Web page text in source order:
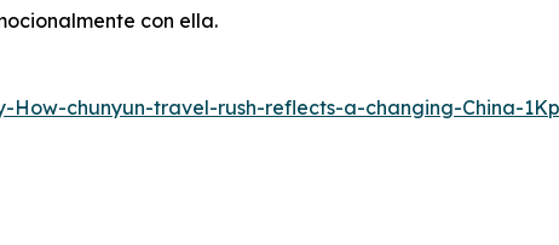
con ella.
chunyun-travel-rush-reflects-a-changing-China-